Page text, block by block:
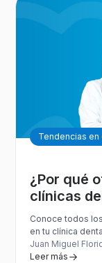
Tendencias
¿Por qué
clínicas
Conoce todos
en tu clínica
Juan Miguel
Leer más